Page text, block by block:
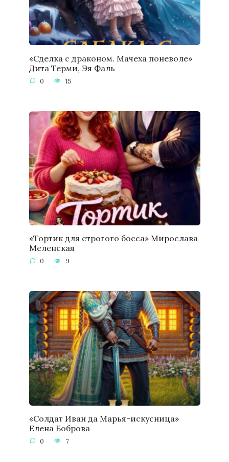
«Сделка с драконом. Мачеха поневоле»
Дита Терми, Эя Фаль
0 15
«Тортик для строгого босса» Мирослава
Меленская
0 9
«Солдат Иван да Марья-искусница»
Елена Боброва
0 7